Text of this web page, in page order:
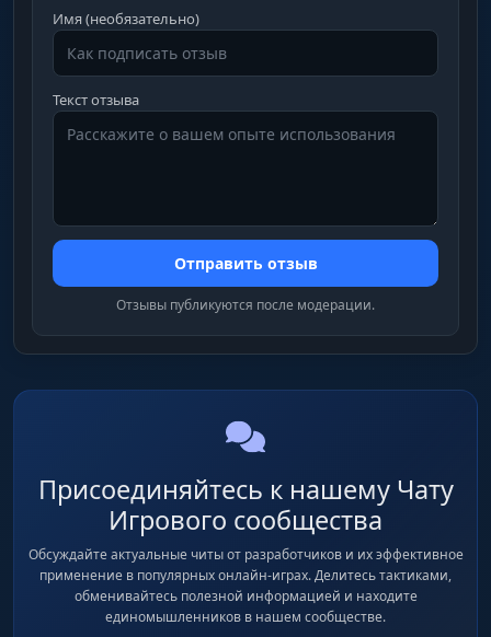
Имя (необязательно)
Текст отзыва
Отправить отзыв
Отзывы публикуются после модерации.
Присоединяйтесь к нашему Чату
Игрового сообщества
Обсуждайте актуальные читы от разработчиков и их эффективное
применение в популярных онлайн-играх. Делитесь тактиками,
обменивайтесь полезной информацией и находите
единомышленников в нашем сообществе.